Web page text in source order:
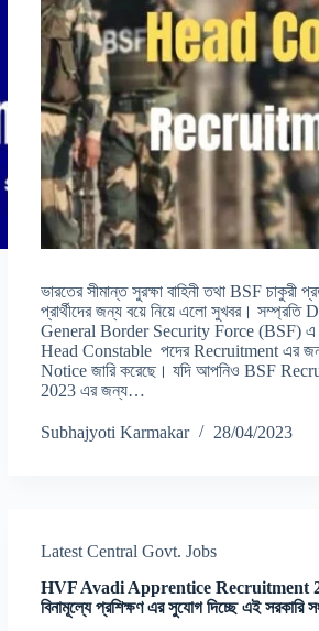
ভারতের সীমান্ত সুরক্ষা বাহিনী তথা BSF চাকুরী
প্রার্থীদের জন্য বয়ে নিয়ে এলো সুখবর। সম্প্রতি
General Border Security Force (BSF) এ
Head Constable পদের Recruitment এর
Notice জারি করেছে। যদি আপনিও BSF
2023 এর জন্য…
Subhajyoti Karmakar 28/04/2023
Latest Central Govt. Jobs
HVF Avadi Apprentice Recruitment
বিনামূল্যে প্রশিক্ষণ এর সুযোগ দিচ্ছে এই সরকারি